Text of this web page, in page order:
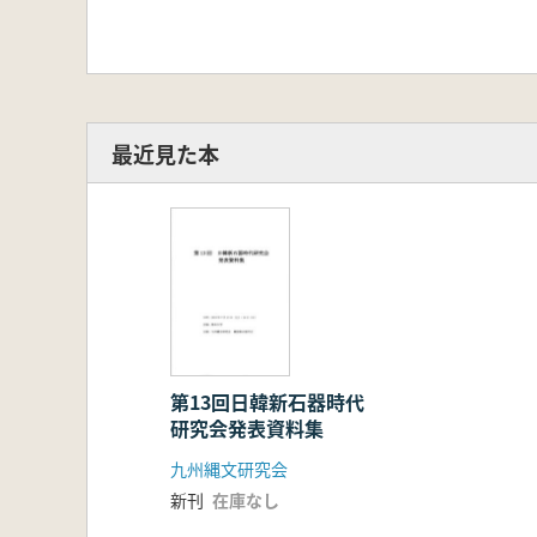
最近見た本
第13回日韓新石器時代
研究会発表資料集
九州縄文研究会
新刊 在庫なし